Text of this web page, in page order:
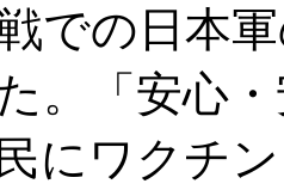
での日本
。「安心
にワクチ